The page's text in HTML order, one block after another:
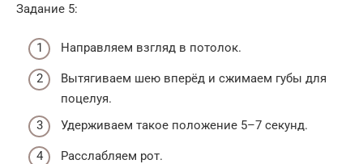
Задание 5:
Направляем взгляд в потолок.
Вытягиваем шею вперёд и сжимаем губы для
поцелуя.
Удерживаем такое положение 5–7 секунд.
Расслабляем рот.